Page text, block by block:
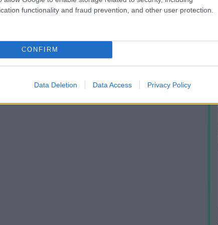
functionality and fraud prevention, and other user protection.
CONFIRM
Data Deletion Data Access Privacy Policy